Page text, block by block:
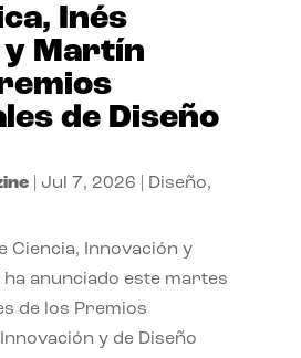
Inés
y Martín
de Diseño
| Jul 7, 2026 Diseño,
Ciencia, Innovación y
anunciado este martes
de los Premios
y de Diseño